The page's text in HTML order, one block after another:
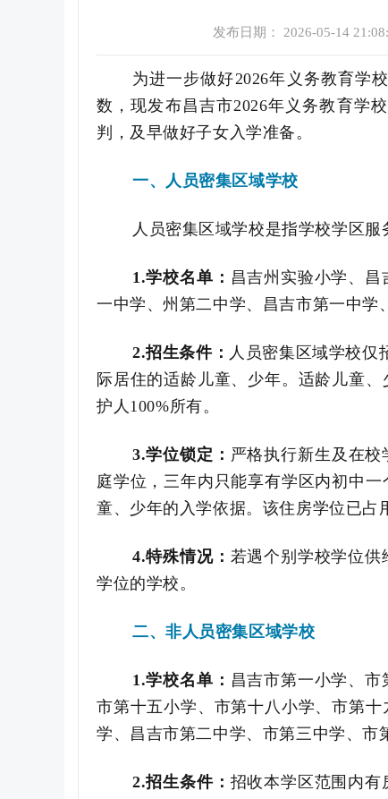
发布日期： 2026-05-14
为进一步做好2026年义务教育学
数，现发布昌吉市2026年 义务教育学
判，及早做好子女入学准备。
一、 人员密集区域学校
人员密集区域学校是指学校学区
1.学校名单： 昌吉州实验小学 、昌
一中学 、州第二中学、昌吉市第一中学
2.招生条件： 人员密集区域学校仅
际居住的适龄儿童、少年。适龄儿童
护人 100%所有。
3.学位锁定： 严格执行新生及在校
庭学位，三年内只能享有学区内初中
童、少年的入学依据。该住房学位已占
4.特殊情况： 若遇个别学校学位
学位的学校。
二、非人员密集区域学校
1.学校名单： 昌吉市第一小学、市
市第十五小学、 市第十八小学、市第十
学、昌吉市第二中学、 市第三中学、市
2.招生条件： 招收本学区范围内